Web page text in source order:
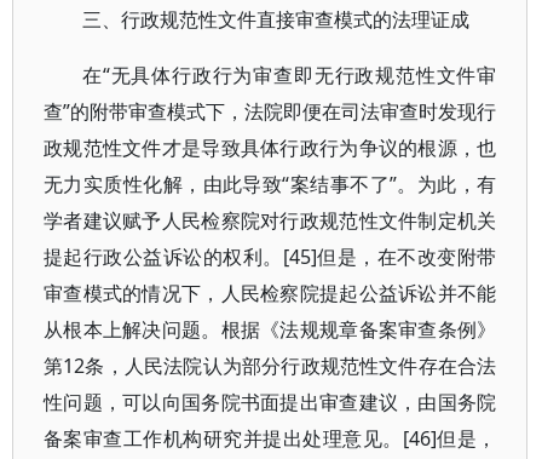
三、行政规范性文件直接审查模式的法理证成
在“无具体行政行为审查即无行政规范性文件审
查”的附带审查模式下，法院即便在司法审查时发现行
政规范性文件才是导致具体行政行为争议的根源，也
无力实质性化解，由此导致“案结事不了”。为此，有
学者建议赋予人民检察院对行政规范性文件制定机关
提起行政公益诉讼的权利。[45]但是，在不改变附带
审查模式的情况下，人民检察院提起公益诉讼并不能
从根本上解决问题。根据《法规规章备案审查条例》
第12条，人民法院认为部分行政规范性文件存在合法
性问题，可以向国务院书面提出审查建议，由国务院
备案审查工作机构研究并提出处理意见。[46]但是，